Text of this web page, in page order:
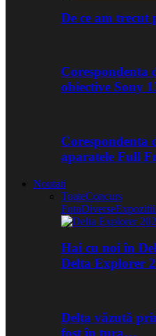
De ce am trecut
Corespondenta
obiective Sony
Corespondenta
aparatele Full
Noutati
ToateConcurs
FotoDiverseExpozitii
Hai cu noi în
Delta Explorer
Delta văzută
fost în tura…